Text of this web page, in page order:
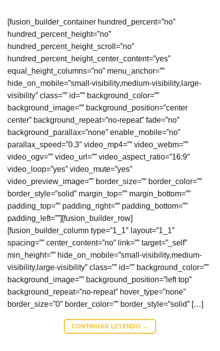
[fusion_builder_container hundred_percent=”no”
hundred_percent_height=”no”
hundred_percent_height_scroll=”no”
hundred_percent_height_center_content=”yes”
equal_height_columns=”no” menu_anchor=””
hide_on_mobile=”small-visibility,medium-visibility,large-
visibility” class=”” id=”” background_color=””
background_image=”” background_position=”center
center” background_repeat=”no-repeat” fade=”no”
background_parallax=”none” enable_mobile=”no”
parallax_speed=”0.3″ video_mp4=”” video_webm=””
video_ogv=”” video_url=”” video_aspect_ratio=”16:9″
video_loop=”yes” video_mute=”yes”
video_preview_image=”” border_size=”” border_color=””
border_style=”solid” margin_top=”” margin_bottom=””
padding_top=”” padding_right=”” padding_bottom=””
padding_left=””][fusion_builder_row]
[fusion_builder_column type=”1_1″ layout=”1_1″
spacing=”” center_content=”no” link=”” target=”_self”
min_height=”” hide_on_mobile=”small-visibility,medium-
visibility,large-visibility” class=”” id=”” background_color=””
background_image=”” background_position=”left top”
background_repeat=”no-repeat” hover_type=”none”
border_size=”0″ border_color=”” border_style=”solid” […]
CONTINUAR LEYENDO →